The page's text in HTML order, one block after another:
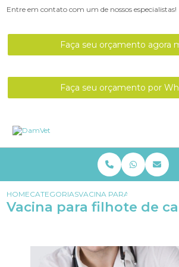
Entre em contato com um de nossos especialistas!
Faça seu orçamento agora
Faça seu orçamento por
HOMECATEGORIASVACINA PARA FILHOTE DE
Vacina para filhote de